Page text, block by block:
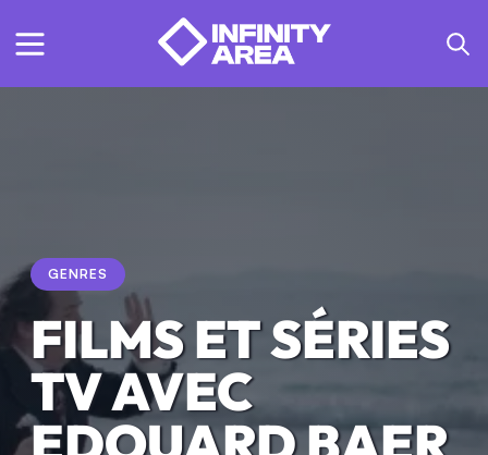
GENRES
FILMS ET SÉRIES
TV AVEC